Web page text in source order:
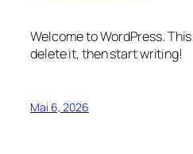
Welcome to WordPress.
delete it, then start writing!
Mai 6, 2026